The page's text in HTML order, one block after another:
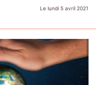
Le lundi 5 avril 2021
Je déciderai plus
tard